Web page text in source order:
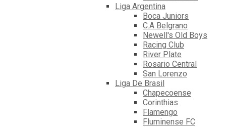
Liga Argentina
Boca Juniors
C.A Belgrano
Newell's Old Boys
Racing Club
River Plate
Rosario Central
San Lorenzo
Liga De Brasil
Chapecoense
Corinthias
Flamengo
Fluminense FC